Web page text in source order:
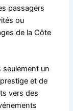
passagers
ou
de la Côte
seulement un
et de
vers des